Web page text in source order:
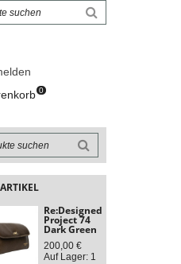
0
Re:Designed
Project 74
Dark Green
200,00 €
Auf Lager: 1